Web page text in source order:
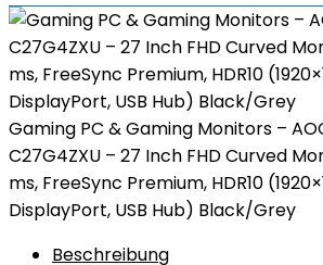
Gaming PC & Gaming Monitors –
C27G4ZXU – 27 Inch FHD Curved
ms, FreeSync Premium, HDR10
DisplayPort, USB Hub) Black/Grey
Beschreibung